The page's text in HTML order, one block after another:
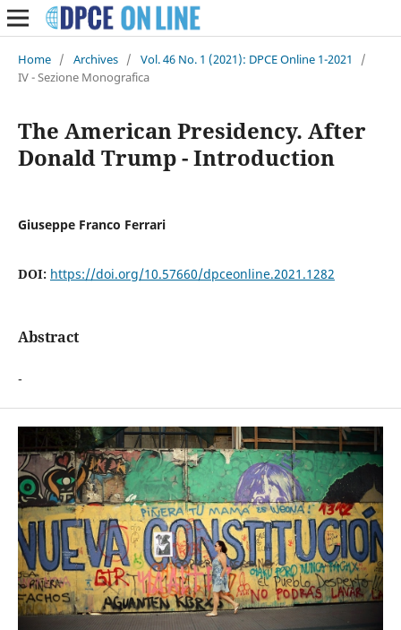
Home / Archives / Vol. 46 No. 1 (2021): DPCE Online 1-2021
/
IV - Sezione Monografica
The American Presidency. After
Donald Trump - Introduction
Giuseppe Franco Ferrari
DOI: https://doi.org/10.57660/dpceonline.2021.1282
Abstract
-